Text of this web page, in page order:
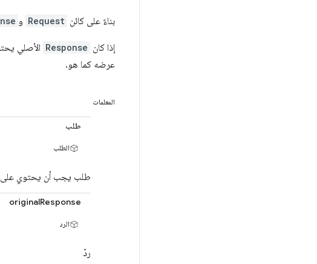
بناءً على كائن Request و
إذا كان Response الأصلي يحتوي على
عرضه كما هو.
المعلمات
طلب
الطلب
طلب يجب أن يحتوي على
originalResponse
الرد
ردّ